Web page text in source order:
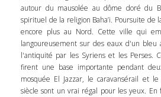
autour du mausolée au dôme doré du
spirituel de la religion Baha’i. Poursuite de
encore plus au Nord. Cette ville qui
langoureusement sur des eaux d'un bleu
l'antiquité par les Syriens et les Perses.
firent une base importante pendant
mosquée El Jazzar, le caravansérail et
siècle sont un vrai régal pour les yeux. En